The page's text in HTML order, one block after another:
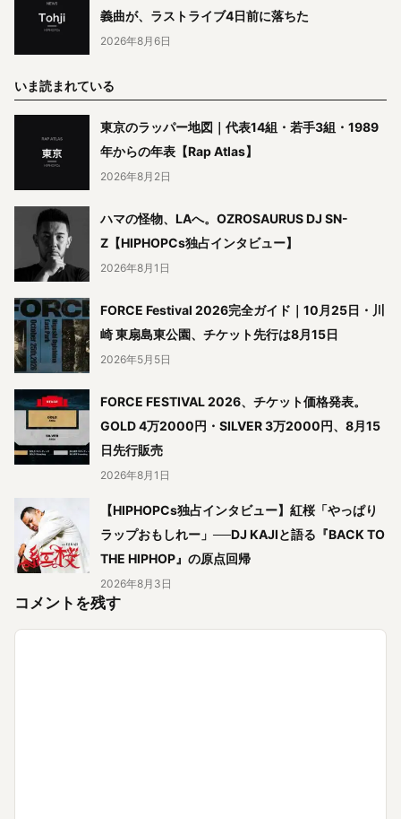
義曲が、ラストライブ4日前に落ちた
2026年8月6日
いま読まれている
東京のラッパー地図｜代表14組・若手3組・1989
年からの年表【Rap Atlas】
2026年8月2日
ハマの怪物、LAへ。OZROSAURUS DJ SN-
Z【HIPHOPCs独占インタビュー】
2026年8月1日
FORCE Festival 2026完全ガイド｜10月25日・川
崎 東扇島東公園、チケット先行は8月15日
2026年5月5日
FORCE FESTIVAL 2026、チケット価格発表。
GOLD 4万2000円・SILVER 3万2000円、8月15
日先行販売
2026年8月1日
【HIPHOPCs独占インタビュー】紅桜「やっぱり
ラップおもしれー」──DJ KAJIと語る『BACK TO
THE HIPHOP』の原点回帰
2026年8月3日
コメントを残す